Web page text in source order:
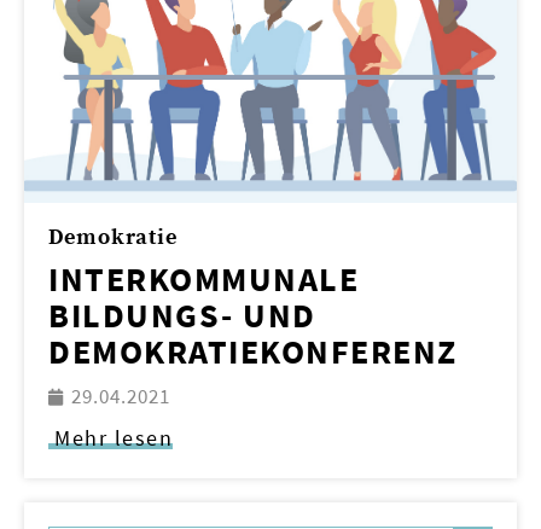
Demokratie
INTERKOMMUNALE
BILDUNGS- UND
DEMOKRATIEKONFERENZ
29.04.2021
Mehr lesen